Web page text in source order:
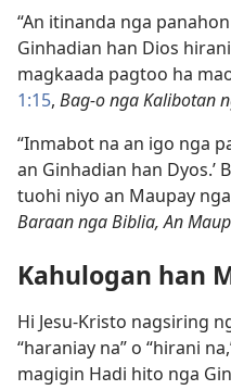
“An itinanda nga
Ginhadian han Dios
magkaada pagtoo ha
1:15, Bag-o nga Kalibotan
“Inmabot na an igo nga
an Ginhadian han Dyos.’
tuohi niyo an Maupay
Baraan nga Biblia, An
Kahulogan han
Hi Jesu-Kristo nagsiring
“haraniay na” o “hirani
magigin Hadi hito nga